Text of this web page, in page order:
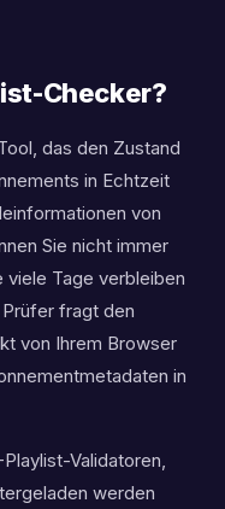
Checker?
das den Zustand
in Echtzeit
von
Sie nicht immer
viele Tage verbleiben
fragt den
von Ihrem Browser
in
Validatoren,
werden